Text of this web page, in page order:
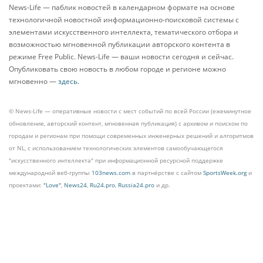
News-Life — паблик новостей в календарном формате на основе
технологичной новостной информационно-поисковой системы с
элементами искусственного интеллекта, тематического отбора и
возможностью мгновенной публикации авторского контента в
режиме Free Public. News-Life — ваши новости сегодня и сейчас.
Опубликовать свою новость в любом городе и регионе можно
мгновенно —здесь.
© News-Life — оперативные новости с мест событий по всей России (ежеминутное
обновление, авторский контент, мгновенная публикация) с архивом и поиском по
городам и регионам при помощи современных инженерных решений и алгоритмов
от NL, с использованием технологических элементов самообучающегося
"искусственного интеллекта" при информационной ресурсной поддержке
международной веб-группы 103news.com в партнёрстве с сайтом SportsWeek.orgи
проектами: "Love", News24, Ru24.pro, Russia24.pro и др.